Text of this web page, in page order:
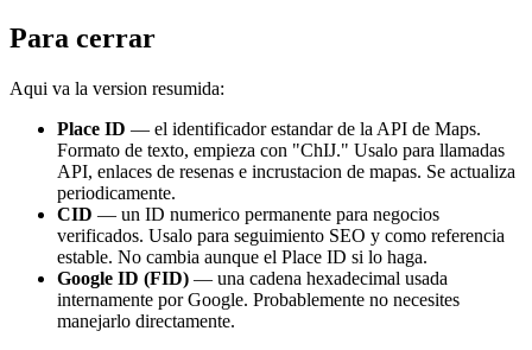
Para cerrar
Aqui va la version resumida:
Place ID — el identificador estandar de la API de Maps.
Formato de texto, empieza con "ChIJ." Usalo para llamadas
API, enlaces de resenas e incrustacion de mapas. Se actualiza
periodicamente.
CID — un ID numerico permanente para negocios
verificados. Usalo para seguimiento SEO y como referencia
estable. No cambia aunque el Place ID si lo haga.
Google ID (FID) — una cadena hexadecimal usada
internamente por Google. Probablemente no necesites
manejarlo directamente.